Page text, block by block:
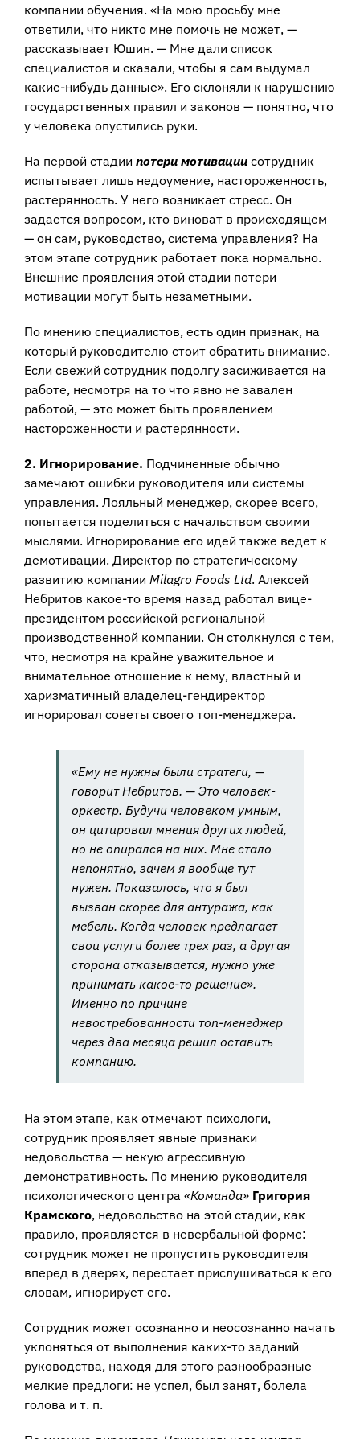
компании обучения. «На мою просьбу мне
ответили, что никто мне помочь не может, —
рассказывает Юшин. — Мне дали список
специалистов и сказали, чтобы я сам выдумал
какие-нибудь данные». Его склоняли к нарушению
государственных правил и законов — понятно, что
у человека опустились руки.
На первой стадии потери мотивации сотрудник
испытывает лишь недоумение, настороженность,
растерянность. У него возникает стресс. Он
задается вопросом, кто виноват в происходящем
— он сам, руководство, система управления? На
этом этапе сотрудник работает пока нормально.
Внешние проявления этой стадии потери
мотивации могут быть незаметными.
По мнению специалистов, есть один признак, на
который руководителю стоит обратить внимание.
Если свежий сотрудник подолгу засиживается на
работе, несмотря на то что явно не завален
работой, — это может быть проявлением
настороженности и растерянности.
2. Игнорирование. Подчиненные обычно
замечают ошибки руководителя или системы
управления. Лояльный менеджер, скорее всего,
попытается поделиться с начальством своими
мыслями. Игнорирование его идей также ведет к
демотивации. Директор по стратегическому
развитию компании Milagro Foods Ltd. Алексей
Небритов какое-то время назад работал вице-
президентом российской региональной
производственной компании. Он столкнулся с тем,
что, несмотря на крайне уважительное и
внимательное отношение к нему, властный и
харизматичный владелец-гендиректор
игнорировал советы своего топ-менеджера.
«Ему не нужны были стратеги, —
говорит Небритов. — Это человек-
оркестр. Будучи человеком умным,
он цитировал мнения других людей,
но не опирался на них. Мне стало
непонятно, зачем я вообще тут
нужен. Показалось, что я был
вызван скорее для антуража, как
мебель. Когда человек предлагает
свои услуги более трех раз, а другая
сторона отказывается, нужно уже
принимать какое-то решение».
Именно по причине
невостребованности топ-менеджер
через два месяца решил оставить
компанию.
На этом этапе, как отмечают психологи,
сотрудник проявляет явные признаки
недовольства — некую агрессивную
демонстративность. По мнению руководителя
психологического центра «Команда» Григория
Крамского, недовольство на этой стадии, как
правило, проявляется в невербальной форме:
сотрудник может не пропустить руководителя
вперед в дверях, перестает прислушиваться к его
словам, игнорирует его.
Сотрудник может осознанно и неосознанно начать
уклоняться от выполнения каких-то заданий
руководства, находя для этого разнообразные
мелкие предлоги: не успел, был занят, болела
голова и т. п.